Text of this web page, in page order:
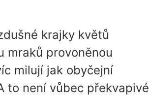
krajky květů
mraků provoněnou
milují jak obyčejní
to není vůbec překvapivé